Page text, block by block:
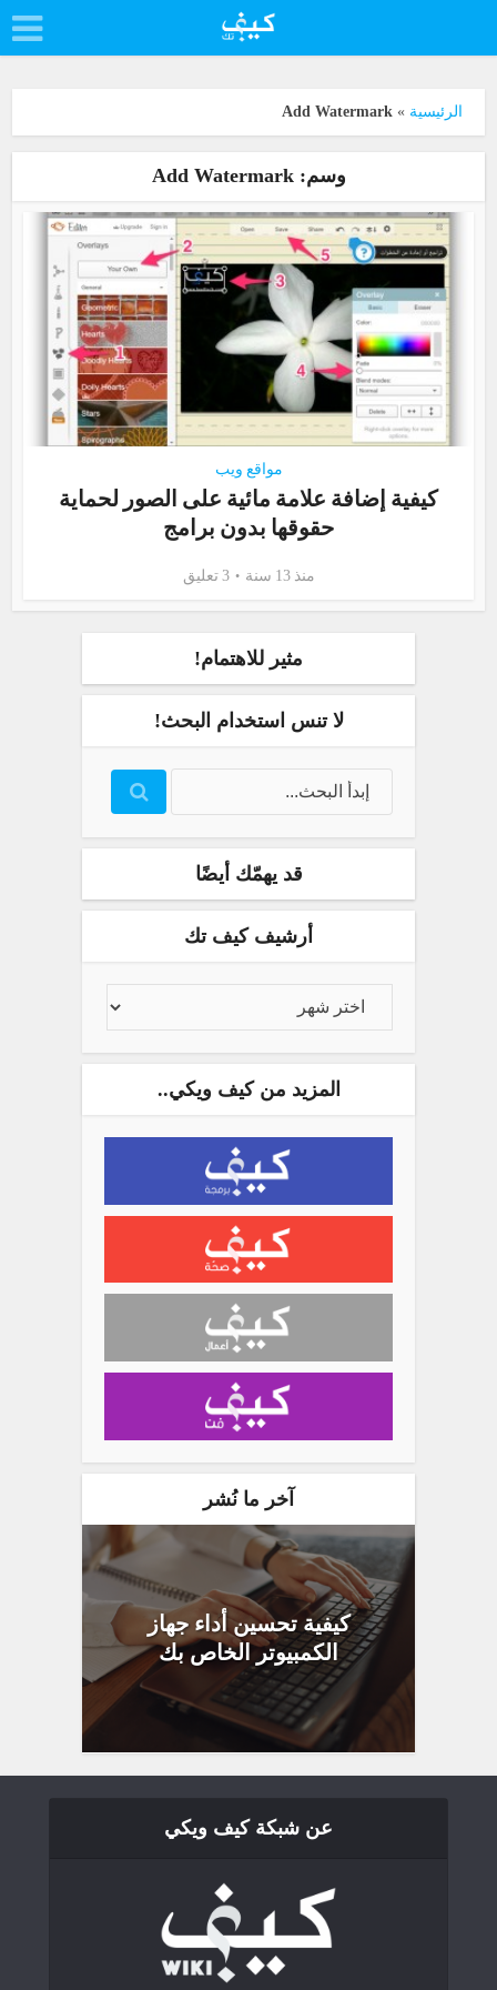
الرئيسية »
Add Watermark
وسم: Add Watermark
مواقع ويب
كيفية إضافة علامة مائية على الصور لحماية
حقوقها بدون برامج
منذ 13 سنة 3 تعليق
مثير للاهتمام!
لا تنس استخدام البحث!
قد يهمّك أيضًا
أرشيف كيف تك
المزيد من كيف ويكي..
آخر ما نُشر
كيفية تحسين أداء جهاز
الكمبيوتر الخاص بك
عن شبكة كيف ويكي